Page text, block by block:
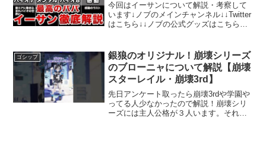
今回はイーサンについて解説・考察して
います↓ノブのメインチャンネル↓↓Twitter
はこちら↓↓ノブの公式グッズはこちらか
RIGHTS RE...
ゴシップ
銀狼のオリジナル！崩壊シリーズ
のブローニャについて解説【崩壊
スターレイル・崩壊3rd】
先日アンケート取ったら崩壊3rdや学園や
ってる人少なかったので解説！崩壊シリ
ーズには主人公格が３人います。それが